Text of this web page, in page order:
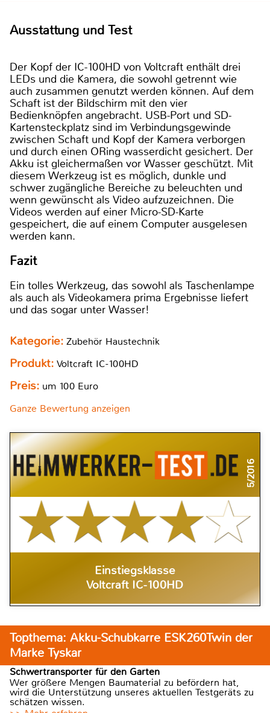
Ausstattung und Test
Der Kopf der IC-100HD von Voltcraft enthält drei
LEDs und die Kamera, die sowohl getrennt wie
auch zusammen genutzt werden können. Auf dem
Schaft ist der Bildschirm mit den vier
Bedienknöpfen angebracht. USB-Port und SD-
Kartensteckplatz sind im Verbindungsgewinde
zwischen Schaft und Kopf der Kamera verborgen
und durch einen ORing wasserdicht gesichert. Der
Akku ist gleichermaßen vor Wasser geschützt. Mit
diesem Werkzeug ist es möglich, dunkle und
schwer zugängliche Bereiche zu beleuchten und
wenn gewünscht als Video aufzuzeichnen. Die
Videos werden auf einer Micro-SD-Karte
gespeichert, die auf einem Computer ausgelesen
werden kann.
Fazit
Ein tolles Werkzeug, das sowohl als Taschenlampe
als auch als Videokamera prima Ergebnisse liefert
und das sogar unter Wasser!
Kategorie: Zubehör Haustechnik
Produkt: Voltcraft IC-100HD
Preis: um 100 Euro
Ganze Bewertung anzeigen
5/2016
Einstiegsklasse
Voltcraft IC-100HD
Topthema: Akku-Schubkarre ESK260Twin der
Marke Tyskar
Schwertransporter für den Garten
Wer größere Mengen Baumaterial zu befördern hat,
wird die Unterstützung unseres aktuellen Testgeräts zu
schätzen wissen.